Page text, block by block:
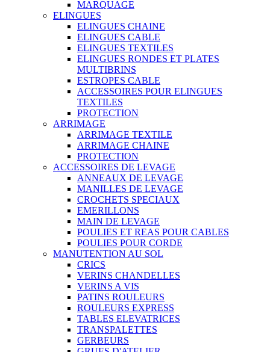
MARQUAGE
ELINGUES
ELINGUES CHAINE
ELINGUES CABLE
ELINGUES TEXTILES
ELINGUES RONDES ET PLATES
MULTIBRINS
ESTROPES CABLE
ACCESSOIRES POUR ELINGUES
TEXTILES
PROTECTION
ARRIMAGE
ARRIMAGE TEXTILE
ARRIMAGE CHAINE
PROTECTION
ACCESSOIRES DE LEVAGE
ANNEAUX DE LEVAGE
MANILLES DE LEVAGE
CROCHETS SPECIAUX
EMERILLONS
MAIN DE LEVAGE
POULIES ET REAS POUR CABLES
POULIES POUR CORDE
MANUTENTION AU SOL
CRICS
VERINS CHANDELLES
VERINS A VIS
PATINS ROULEURS
ROULEURS EXPRESS
TABLES ELEVATRICES
TRANSPALETTES
GERBEURS